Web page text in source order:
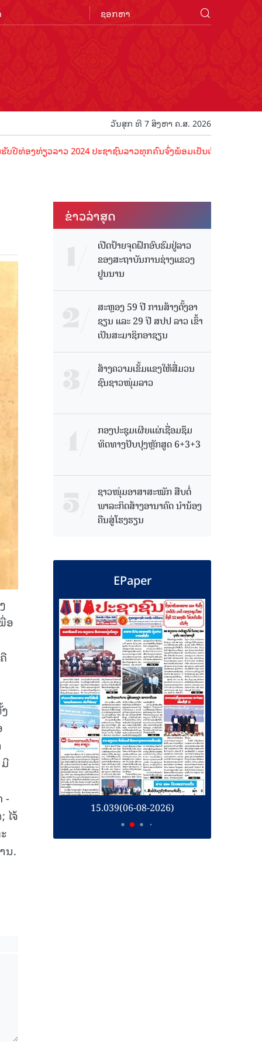
ວັນສຸກ ທີ 7 ສິງຫາ ຄ.ສ. 2026
ຽວລາວ 2024 ປະຊາຊົນລາວທຸກຄົນຈົ່ງພ້ອມເປັນເຈົ້າພາບທີ່ດີ ຕ້ອນຮັບນັ
ອ
-
ໄຈ້
ນ.
ຂ່າວ​ລ່າ​ສຸດ
ເປີດປ້າຍຈຸດຝຶກອົບຮົມຢູ່ລາວ
ຂອງສະຖາບັນການຊ່າງແຂວງ
ຢູນນານ
ສະຫຼອງ 59 ປີ ການສ້າງຕັ້ງອາ
ຊຽນ ແລະ 29 ປີ ສປປ ລາວ ເຂົ້າ
ເປັນສະມາຊິກອາຊຽນ
ສ້າງຄວາມເຂັ້ມແຂງໃຫ້ສື່ມວນ
ຊົນຊາວໜຸ່ມລາວ
ກອງປະຊຸມເຜີຍແຜ່ເຊື່ອມຊຶມ
ທິດທາງປັບປຸງຫຼັກສູດ 6+3+3
ຊາວໜຸ່ມອາສາສະໝັກ ສືບຕໍ່
ພາລະກິດສ້າງອານາຄົດ ນໍານ້ອງ
ຄືນສູ່ໂຮງຮຽນ
EPaper
15.039(06-08-2026)